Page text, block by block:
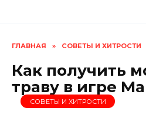
ГЛАВНАЯ » СОВЕТЫ И ХИТРОСТИ
Как получить
траву в игре
СОВЕТЫ И ХИТРОСТИ